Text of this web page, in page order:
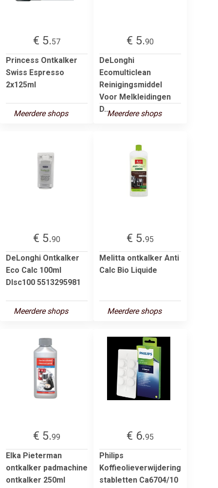
€ 5.57
Princess Ontkalker
Swiss Espresso
2x125ml
Meerdere shops
€ 5.90
DeLonghi
Ecomulticlean
Reinigingsmiddel
Voor Melkleidingen
D...Meerdere shops
€ 5.90
DeLonghi Ontkalker
Eco Calc 100ml
Dlsc100 5513295981
Meerdere shops
€ 5.95
Melitta ontkalker Anti
Calc Bio Liquide
Meerdere shops
€ 5.99
Elka Pieterman
ontkalker padmachine
ontkalker 250ml
€ 6.95
Philips
Koffieolieverwijdering
stabletten Ca6704/10